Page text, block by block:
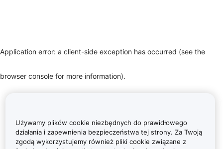
Application error: a client-side exception has occurred (see the
browser console for more information).
Używamy plików cookie niezbędnych do prawidłowego
działania i zapewnienia bezpieczeństwa tej strony. Za Twoją
zgodą wykorzystujemy również pliki cookie związane z